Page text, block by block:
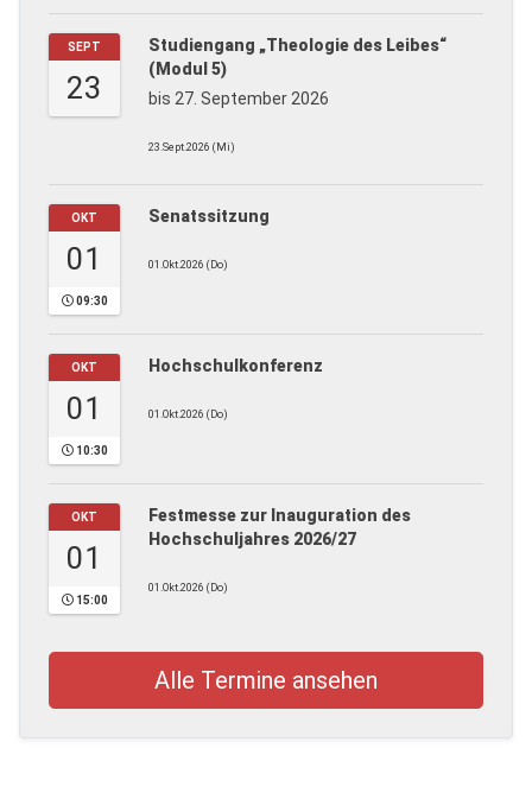
SEPT
23
Studiengang „Theologie des Leibes“
(Modul 5)
bis 27. September 2026
23.Sept.2026 (Mi)
OKT
01
09:30
Senatssitzung
01.Okt.2026 (Do)
OKT
01
10:30
Hochschulkonferenz
01.Okt.2026 (Do)
OKT
01
15:00
Festmesse zur Inauguration des
Hochschuljahres 2026/27
01.Okt.2026 (Do)
Alle Termine ansehen